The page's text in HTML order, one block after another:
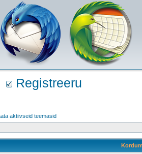
Registreeru
aktiivseid teemasid